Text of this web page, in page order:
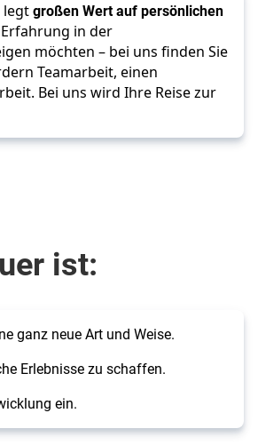
legtgroßen Wert auf persönlichen
Erfahrung in der
möchten – bei uns finden Sie
Teamarbeit, einen
Bei uns wird Ihre Reise zur
ist:
ganz neue Art und Weise.
Erlebnisse zu schaffen.
ein.